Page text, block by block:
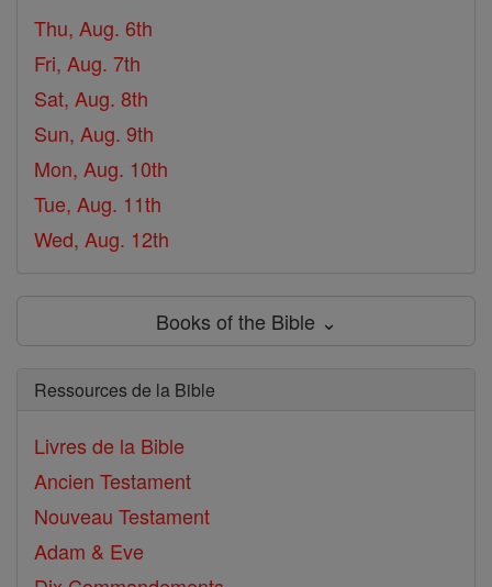
Thu, Aug. 6th
Fri, Aug. 7th
Sat, Aug. 8th
Sun, Aug. 9th
Mon, Aug. 10th
Tue, Aug. 11th
Wed, Aug. 12th
Books of the Bible ⌄
Ressources de la Bible
Livres de la Bible
Ancien Testament
Nouveau Testament
Adam & Eve